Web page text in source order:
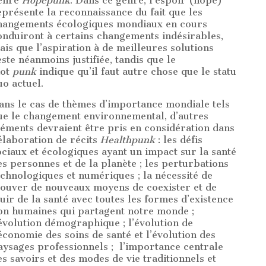
la reconnaissance du fait que les
écologiques mondiaux en cours
à certains changements indésirables,
que l’aspiration à de meilleures solutions
néanmoins justifiée, tandis que le
punkindique qu’il faut autre chose que le statu
actuel.
le cas de thèmes d’importance mondiale tels
le changement environnemental, d’autres
devraient être pris en considération dans
de récits Healthpunk: les défis
et écologiques ayant un impact sur la santé
personnes et de la planète ; les perturbations
et numériques ; la nécessité de
de nouveaux moyens de coexister et de
de la santé avec toutes les formes d’existence
humaines qui partagent notre monde ;
démographique ; l’évolution de
des soins de santé et l’évolution des
professionnels ; l’importance centrale
savoirs et des modes de vie traditionnels et